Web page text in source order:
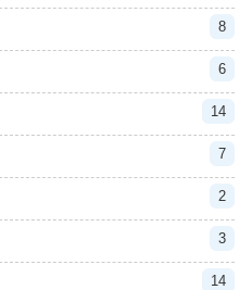
8
6
14
7
2
3
14